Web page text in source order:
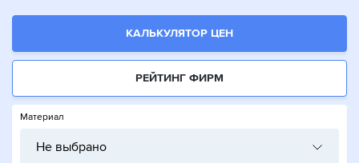
КАЛЬКУЛЯТОР ЦЕН
РЕЙТИНГ ФИРМ
Материал
Не выбрано